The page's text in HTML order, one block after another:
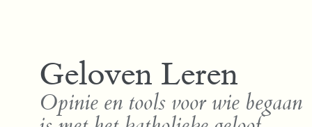
Geloven Leren
Opinie en tools voor wie begaan